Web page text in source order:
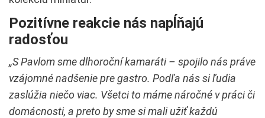
Pozitívne reakcie nás napĺňajú
radosťou
„S Pavlom sme dlhoroční kamaráti – spojilo nás práve
vzájomné nadšenie pre gastro. Podľa nás si ľudia
zaslúžia niečo viac. Všetci to máme náročné v práci či
domácnosti, a preto by sme si mali užiť každú